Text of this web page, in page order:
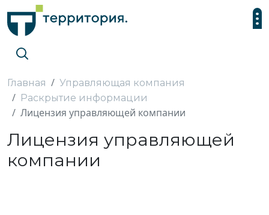
Главная
Управляющая компания
Раскрытие информации
Лицензия управляющей компании
Лицензия управляющей
компании